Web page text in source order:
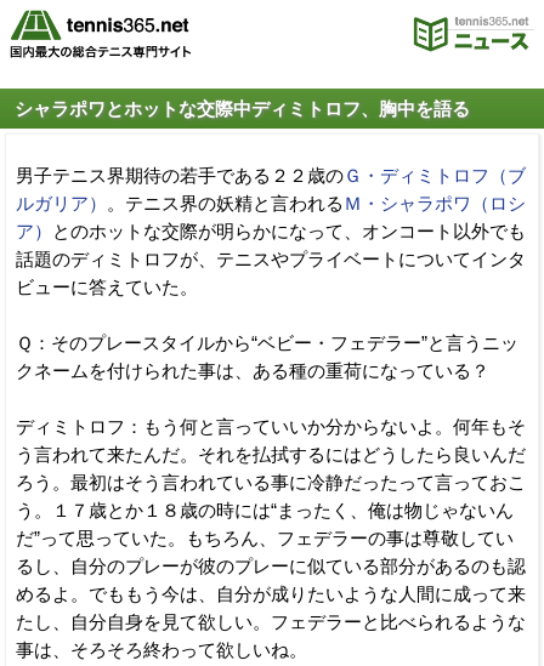
シャラポワとホットな交際中ディミトロフ、胸中を語る
男子テニス界期待の若手である２２歳のＧ・ディミトロフ（ブ
ルガリア）
。テニス界の妖精と言われる Ｍ・シャラポワ（ロシ
ア）
とのホットな交際が明らかになって、オンコート以外でも
話題のディミトロフが、テニスやプライベートについてインタ
ビューに答えていた。
Ｑ：そのプレースタイルから“ベビー・フェデラー”と言うニッ
クネームを付けられた事は、ある種の重荷になっている？
ディミトロフ：もう何と言っていいか分からないよ。何年もそ
う言われて来たんだ。それを払拭するにはどうしたら良いんだ
ろう。最初はそう言われている事に冷静だったって言っておこ
う。１７歳とか１８歳の時には“まったく、俺は物じゃないん
だ”って思っていた。もちろん、フェデラーの事は尊敬してい
るし、自分のプレーが彼のプレーに似ている部分があるのも認
めるよ。でももう今は、自分が成りたいような人間に成って来
たし、自分自身を見て欲しい。フェデラーと比べられるような
事は、そろそろ終わって欲しいね。